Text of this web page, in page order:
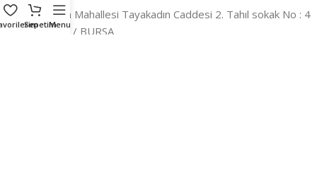
Adres:Reyhan Mahallesi Tayakadın Caddesi 2. Tahıl sokak No : 4
/ a Osmangazi / BURSA
SepetimMenu